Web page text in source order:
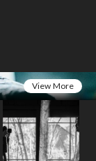
View More